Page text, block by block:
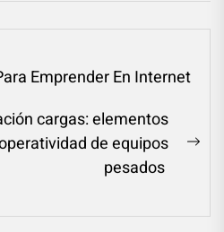
Emprender En Internet
cargas: elementos
de equipos
pesados